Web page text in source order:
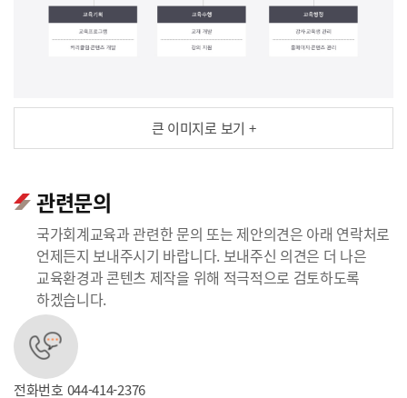
큰 이미지로 보기 +
관련문의
국가회계교육과 관련한 문의 또는 제안의견은 아래 연락처로
언제든지 보내주시기 바랍니다. 보내주신 의견은 더 나은
교육환경과 콘텐츠 제작을 위해 적극적으로 검토하도록
하겠습니다.
전화번호 044-414-2376